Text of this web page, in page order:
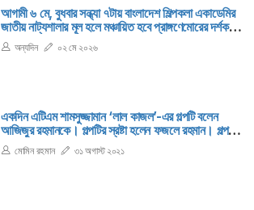
আগামী ৬ মে, বুধবার সন্ধ্যা ৭টায় বাংলাদেশ শিল্পকলা একাডেমির
জাতীয় নাট্যশালার মূল হলে মঞ্চায়িত হবে প্রাঙ্গণেমোরের দর্শক-
নন্দিত নাটক ‘টিনের তলোয়ার’।
অন্যদিন ০২ মে ২০২৬
একদিন এটিএম শামসুজ্জামান ‘লাল কাজল’-এর গল্পটি বলেন
আজিজুর রহমানকে। গল্পটির স্রষ্টা হলেন ফজলে রহমান। গল্পটি
পছন্দ হয় আজিজুর রহমানের।
মোমিন রহমান ৩১ অগাস্ট ২০২১